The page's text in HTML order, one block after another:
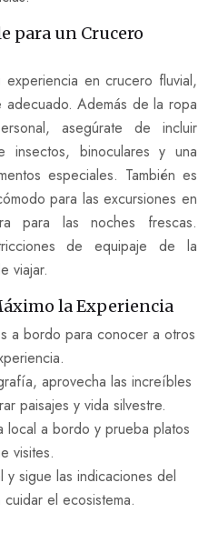
para un Crucero
en crucero fluvial,
Además de la ropa
asegúrate de incluir
insectos, binoculares y una
especiales. También es
para las excursiones en
para las noches frescas.
de equipaje de la
viajar.
la Experiencia
a bordo para conocer a otros
aprovecha las increíbles
paisajes y vida silvestre.
local a bordo y prueba platos
visites.
y sigue las indicaciones del
el ecosistema.